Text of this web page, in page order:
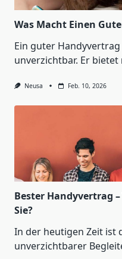
Was Macht Einen
Ein guter
unverzichtbar. Er bietet
Neusa Feb. 10, 2026
Bester Handyvertrag
Sie?
In der heutigen Zeit ist
unverzichtbarer